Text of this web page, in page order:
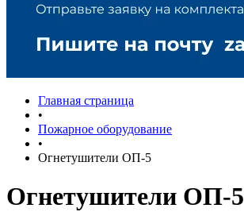
Главная страница
•
Пожарное оборудование
•
Огнетушители ОП-5
Огнетушители ОП-5